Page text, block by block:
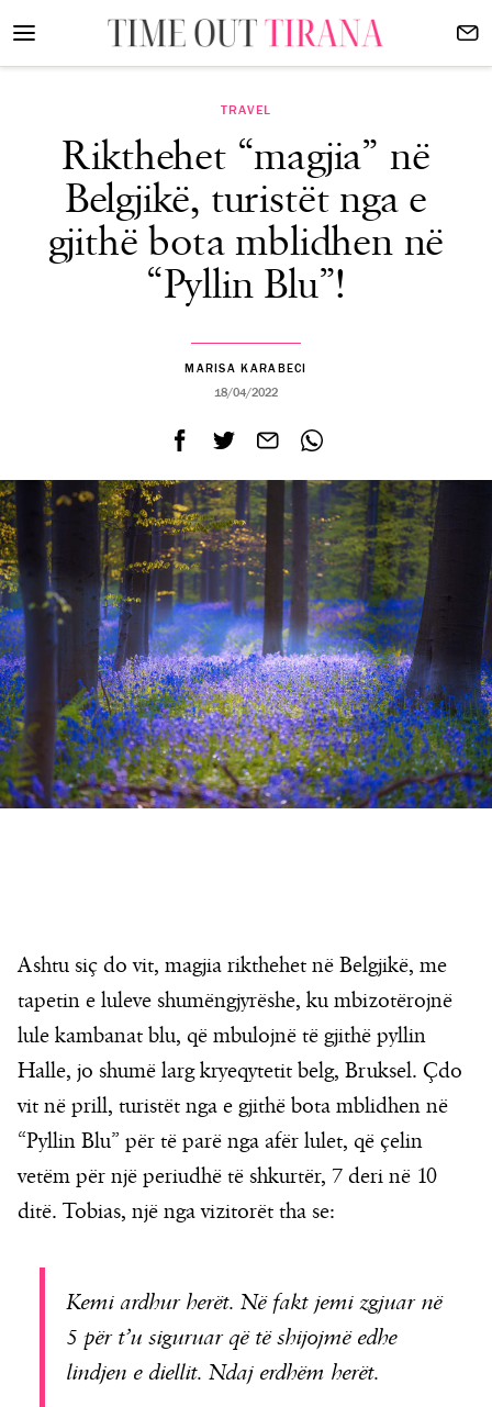
TRAVEL
Rikthehet “magjia” në
Belgjikë, turistët nga e
gjithë bota mblidhen në
“Pyllin Blu”!
MARISA KARABECI
18/04/2022
Ashtu siç do vit, magjia rikthehet në Belgjikë, me
tapetin e luleve shumëngjyrëshe, ku mbizotërojnë
lule kambanat blu, që mbulojnë të gjithë pyllin
Halle, jo shumë larg kryeqytetit belg, Bruksel. Çdo
vit në prill, turistët nga e gjithë bota mblidhen në
“Pyllin Blu” për të parë nga afër lulet, që çelin
vetëm për një periudhë të shkurtër, 7 deri në 10
ditë. Tobias, një nga vizitorët tha se:
Kemi ardhur herët. Në fakt jemi zgjuar në
5 për t’u siguruar që të shijojmë edhe
lindjen e diellit. Ndaj erdhëm herët.